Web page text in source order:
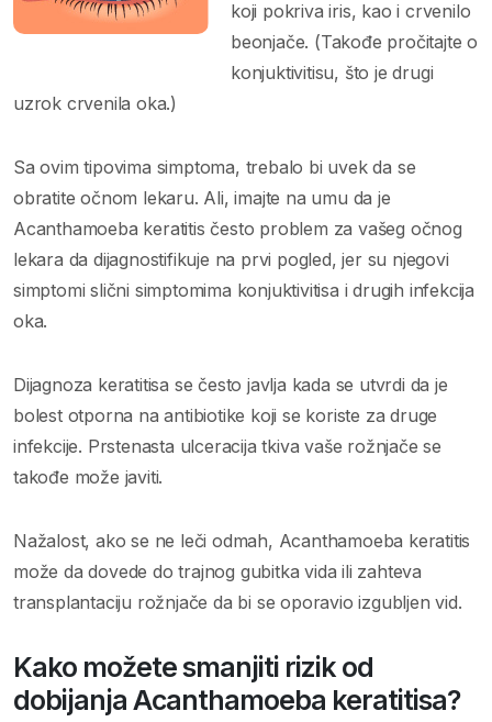
koji pokriva iris, kao i crvenilo
beonjače. (Takođe pročitajte o
konjuktivitisu, što je drugi
uzrok crvenila oka.)
Sa ovim tipovima simptoma, trebalo bi uvek da se
obratite očnom lekaru. Ali, imajte na umu da je
Acanthamoeba keratitis često problem za vašeg očnog
lekara da dijagnostifikuje na prvi pogled, jer su njegovi
simptomi slični simptomima konjuktivitisa i drugih infekcija
oka.
Dijagnoza keratitisa se često javlja kada se utvrdi da je
bolest otporna na antibiotike koji se koriste za druge
infekcije. Prstenasta ulceracija tkiva vaše rožnjače se
takođe može javiti.
Nažalost, ako se ne leči odmah, Acanthamoeba keratitis
može da dovede do trajnog gubitka vida ili zahteva
transplantaciju rožnjače da bi se oporavio izgubljen vid.
Kako možete smanjiti rizik od
dobijanja Acanthamoeba keratitisa?